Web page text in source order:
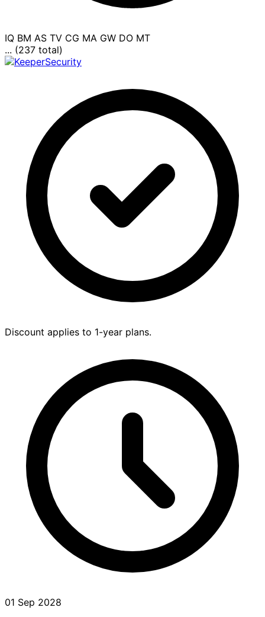
IQ BM AS TV CG MA GW DO MT
... (237 total)
Discount applies to 1-year plans.
01 Sep 2028